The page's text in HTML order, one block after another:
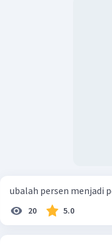
ubalah persen menjadi
20 5.0